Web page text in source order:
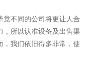
竟不同的公司将更让人合
，所以认准设备及出售渠
，我们依旧得多非常，使